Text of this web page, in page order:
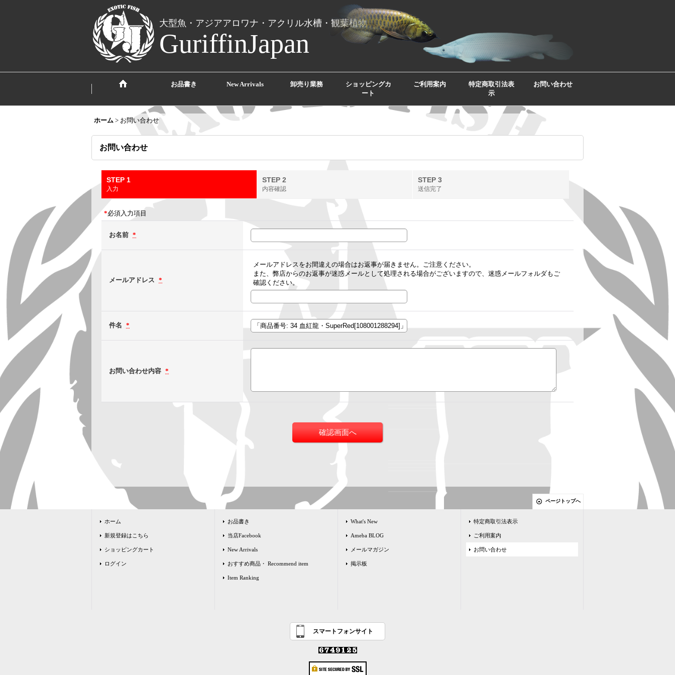
大型魚・アジアアロワナ・アクリル水槽・観葉植物
GuriffinJapan
お品書き New Arrivals 卸売り業務
ショッピングカ
ート
ご利用案内
特定商取引法表
示
お問い合わせ
ホーム > お問い合わせ
お問い合わせ
STEP 1
入力
STEP 2
内容確認
STEP 3
送信完了
*必須入力項目
お名前 *
メールアドレス *
メールアドレスをお間違えの場合はお返事が届きません。ご注意ください。
また、弊店からのお返事が迷惑メールとして処理される場合がございますので、迷惑メールフォルダもご
確認ください。
件名 *
お問い合わせ内容 *
ページトップへ
ホーム
新規登録はこちら
ショッピングカート
ログイン
お品書き
当店Facebook
New Arrivals
おすすめ商品・ Recommend item
Item Ranking
What's New
Ameba BLOG
メールマガジン
掲示板
特定商取引法表示
ご利用案内
お問い合わせ
スマートフォンサイト